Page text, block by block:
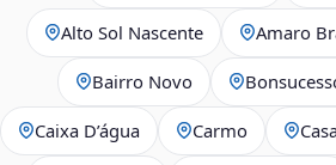
Alto Sol Nascente Amaro
Bairro Novo
Caixa D’água Carmo